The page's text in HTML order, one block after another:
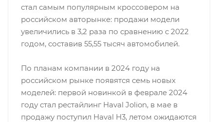
стал самым популярным кроссовером на
российском авторынке: продажи модели
увеличились в 3,2 раза по сравнению с 2022
годом, составив 55,55 тысяч автомобилей.
По планам компании в 2024 году на
российском рынке появятся семь новых
моделей: первой новинкой в феврале 2024
году стал рестайлинг Haval Jolion, в мае в
продажу поступил Haval H3, летом ожидаются